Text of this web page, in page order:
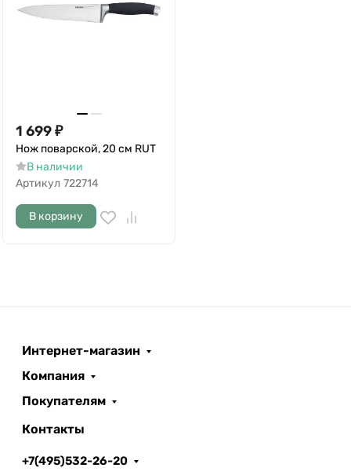
1 699₽
Нож поварской, 20 см RUT
В наличии
Артикул 722714
В корзину
Интернет-магазин
Компания
Покупателям
Контакты
+7(495)532-26-20